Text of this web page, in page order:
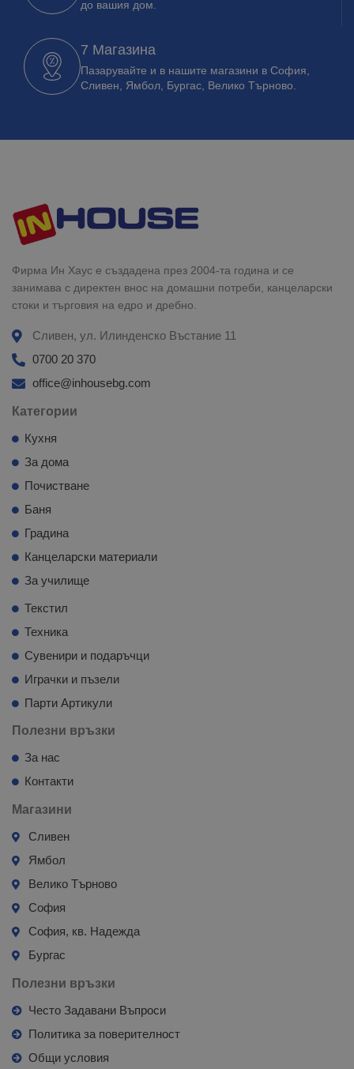
до вашия дом.
7 Магазина
Пазарувайте и в нашите магазини в София,
Сливен, Ямбол, Бургас, Велико Търново.
Фирма Ин Хаус е създадена през 2004-та година и се
занимава с директен внос на домашни потреби, канцеларски
стоки и търговия на едро и дребно.
Сливен, ул. Илинденско Въстание 11
0700 20 370
office@inhousebg.com
Категории
Кухня
За дома
Почистване
Баня
Градина
Канцеларски материали
За училище
Текстил
Техника
Сувенири и подаръчци
Играчки и пъзели
Парти Артикули
Полезни връзки
За нас
Контакти
Магазини
Сливен
Ямбол
Велико Търново
София
София, кв. Надежда
Бургас
Полезни връзки
Често Задавани Въпроси
Политика за поверителност
Общи условия